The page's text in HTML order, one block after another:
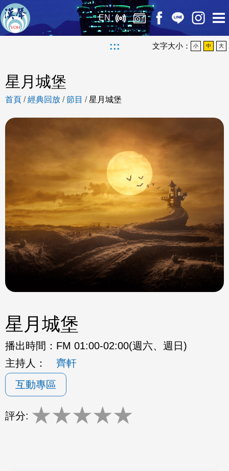
EN
::: 文字大小： 小 中 大
星月城堡
首頁 /經典回放 /節目 /星月城堡
星月城堡
播出時間： FM 01:00-02:00(週六、週日)
主持人：
齊軒
互動專區
評分: ★★★★★